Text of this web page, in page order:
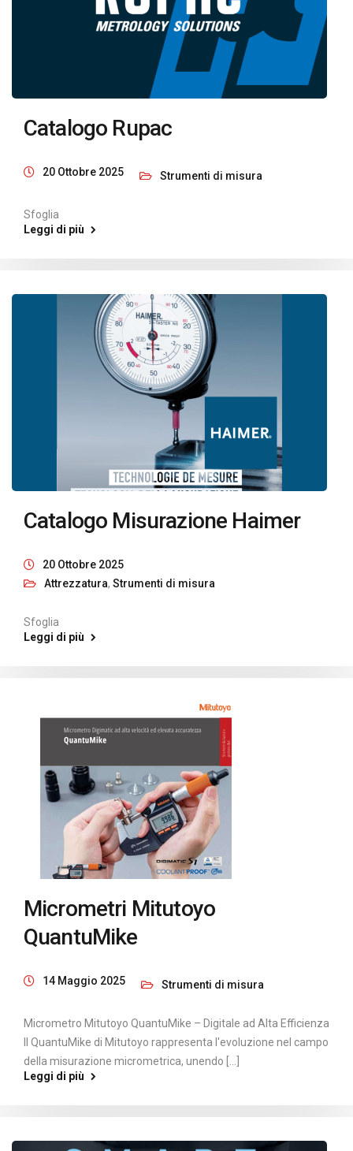
Catalogo Rupac
20 Ottobre 2025 Strumenti di misura
Sfoglia
Leggi di più
Catalogo Misurazione Haimer
20 Ottobre 2025
Attrezzatura, Strumenti di misura
Sfoglia
Leggi di più
Micrometri Mitutoyo
QuantuMike
14 Maggio 2025 Strumenti di misura
Micrometro Mitutoyo QuantuMike – Digitale ad Alta Efficienza
Il QuantuMike di Mitutoyo rappresenta l'evoluzione nel campo
della misurazione micrometrica, unendo [...]
Leggi di più